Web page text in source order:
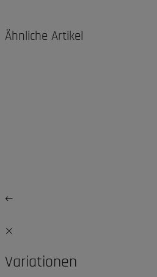
Ähnliche Artikel
Variationen